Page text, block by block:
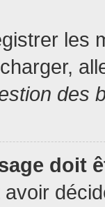
des
doit
avoir